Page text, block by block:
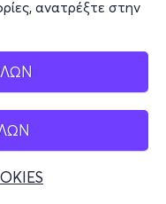
ανατρέξτε στην
10563
Αττική